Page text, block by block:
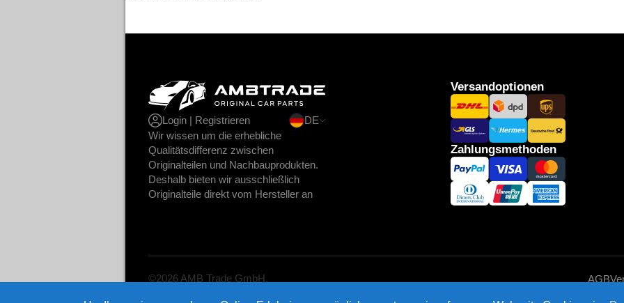
Login | Registrieren
DE
Wir wissen um die erhebliche
Qualitätsdifferenz zwischen
Originalteilen und Nachbauprodukten.
Deshalb bieten wir ausschließlich
Originalteile direkt vom Hersteller an
Versandoptionen
Zahlungsmethoden
©2026 AMB Trade GmbH. AGB